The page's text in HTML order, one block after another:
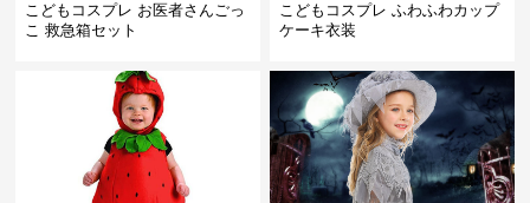
こどもコスプレ お医者さんごっ
こ 救急箱セット
こどもコスプレ ふわふわカップ
ケーキ衣装